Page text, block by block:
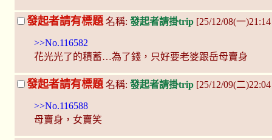
發起者請有標題 名稱: 發起者請掛trip [25/12/08(一
>>No.116582
花光光了的積蓄…為了錢，只好要老婆跟岳母賣身
發起者請有標題 名稱: 發起者請掛trip [25/12/09(二
>>No.116588
母賣身，女賣笑